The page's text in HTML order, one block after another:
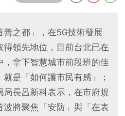
善之都」，在5G技術發展
得領先地位，目前台北已在
，拿下智慧城市前段班的佳
是「如何讓市民有感」；
長呂新科表示，在市府規
將聚焦「安防」與「在表